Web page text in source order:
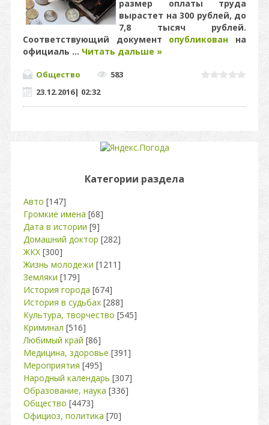
размер оплаты труда
вырастет на 300 рублей, до
7,8 тысяч рублей.
Соответствующий документ опубликован на
официаль ... Читать дальше »
Общество
583
23.12.2016| 02:32
Категории раздела
Авто [147]
Громкие имена [68]
Дата в истории [9]
Домашний доктор [282]
ЖКХ [300]
Жизнь молодежи [1211]
Земляки [179]
История города [674]
История в судьбах [288]
Культура, творчество [545]
Криминал [516]
Любимый край [86]
Медицина, здоровье [391]
Мероприятия [495]
Народный календарь [307]
Образование, наука [336]
Общество [4473]
Официоз, политика [70]